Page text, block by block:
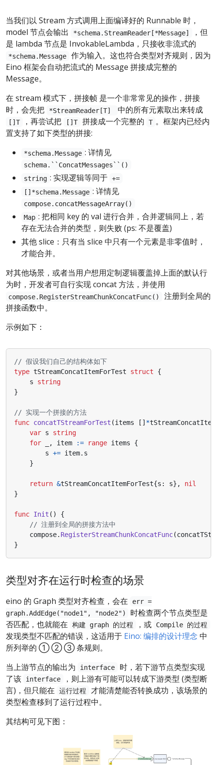
当我们以 Stream 方式调用上面编译好的 Runnable 时，
model 节点会输出
*schema.StreamReader[*Message]
，但
是 lambda 节点是 InvokableLambda，只接收非流式的
*schema.Message
作为输入。这也符合类型对齐规则，因为
Eino 框架会自动把流式的 Message 拼接成完整的
Message。
在 stream 模式下，拼接帧 是一个非常常见的操作，拼接
时，会先把
*StreamReader[T] 中的所有元素取出来转成
[]T ，再尝试把 []T 拼接成一个完整的 T 。框架内已经内
置支持了如下类型的拼接:
*schema.Message : 详情见
schema.``ConcatMessages``()
string : 实现逻辑等同于 +=
[]*schema.Message : 详情见
compose.concatMessageArray()
Map : 把相同 key 的 val 进行合并，合并逻辑同上，若
存在无法合并的类型，则失败 (ps: 不是覆盖)
其他 slice：只有当 slice 中只有一个元素是非零值时，
才能合并。
对其他场景，或者当用户想用定制逻辑覆盖掉上面的默认行
为时，开发者可自行实现 concat 方法，并使用
compose.RegisterStreamChunkConcatFunc()
注册到全局的
拼接函数中。
示例如下：
// 假设我们自己的结构体如下
type tStreamConcatItemForTest struct
{
s
string
}
// 实现一个拼接的方法
func concatTStreamForTest (items [] *
var s
string
for
, item := range items
{
s += item. s
}
return &tStreamConcatItemForTest{s : s},
nil
}
func Init ()
{
// 注册到全局的拼接方法中
compose. RegisterStreamChunkConcatFunc(
}
类型对齐在运行时检查的场景
eino 的 Graph 类型对齐检查，会在
err =
graph.AddEdge("node1", "node2")
时检查两个节点类型是
否匹配，也就能在
构建 graph 的过程 ，或 Compile 的过程
发现类型不匹配的错误，这适用于 Eino: 编排的设计理念 中
所列举的 ① ② ③ 条规则。
当上游节点的输出为
interface
时，若下游节点类型实现
了该
interface
，则上游有可能可以转成下游类型 (类型断
言)，但只能在
运行过程
才能清楚能否转换成功，该场景的
类型检查移到了运行过程中。
其结构可见下图：